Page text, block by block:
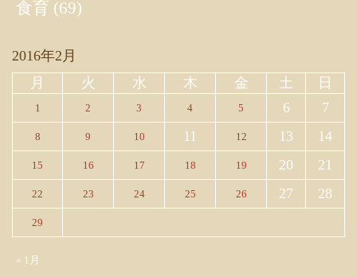
食育 (69)
2016年2月
月
火 水 木 金 土 日
1 2 3 4 5 6 7
8 9 10 11 12 13 14
15 16 17 18 19 20 21
22 23 24 25 26 27 28
29
« 1月